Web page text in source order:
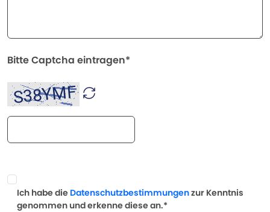
Bitte Captcha eintragen*
Ich habe die Datenschutzbestimmungenzur Kenntnis
genommen und erkenne diese an.*